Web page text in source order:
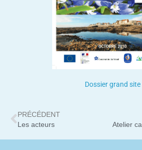
Dossier grand site
PRÉCÉDENT
Les acteurs